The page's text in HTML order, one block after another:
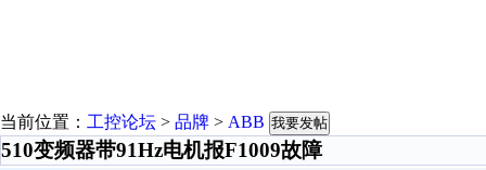
当前位置： 工控论坛 > 品牌 > ABB 我要发帖
510变频器带91Hz电机报F1009故障